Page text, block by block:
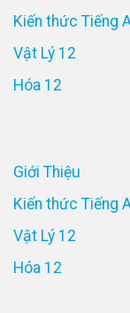
Kiến thức Tiếng
Vật Lý 12
Hóa 12
Giới Thiệu
Kiến thức Tiếng
Vật Lý 12
Hóa 12